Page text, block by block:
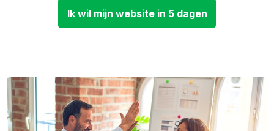
Ik wil mijn website in 5 dagen